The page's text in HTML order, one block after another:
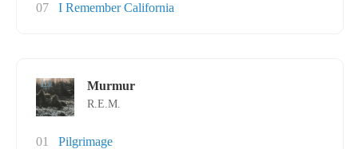
07
I Remember California
Murmur
R.E.M.
01
Pilgrimage